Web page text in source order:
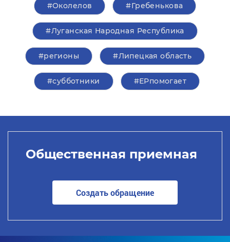
#Околелов #Гребенькова
#Луганская Народная Республика
#регионы #Липецкая область
#субботники #ЕРпомогает
Общественная приемная
Создать обращение